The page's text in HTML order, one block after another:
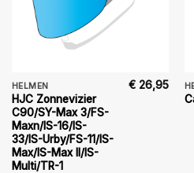
HELMEN
HJC Zonnevizier
C90/SY-Max 3/FS-
Maxn/IS-16/IS-
33/IS-Urby/FS-11/IS-
Max/IS-Max II/IS-
Multi/TR-1
€ 26,95